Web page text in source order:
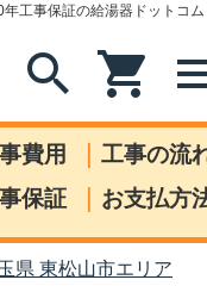
工事保証の給湯器ドットコム
search shopping_cart
費用 | 工事の流
保証 | お支払方
県 東松山市エリア